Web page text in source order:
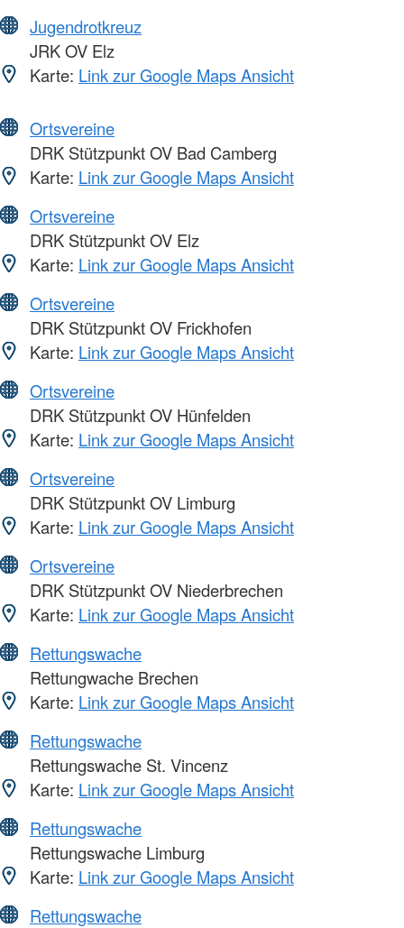
Jugendrotkreuz
JRK OV Elz
Karte: Link zur Google Maps Ansicht
Ortsvereine
DRK Stützpunkt OV Bad Camberg
Karte: Link zur Google Maps Ansicht
Ortsvereine
DRK Stützpunkt OV Elz
Karte: Link zur Google Maps Ansicht
Ortsvereine
DRK Stützpunkt OV Frickhofen
Karte: Link zur Google Maps Ansicht
Ortsvereine
DRK Stützpunkt OV Hünfelden
Karte: Link zur Google Maps Ansicht
Ortsvereine
DRK Stützpunkt OV Limburg
Karte: Link zur Google Maps Ansicht
Ortsvereine
DRK Stützpunkt OV Niederbrechen
Karte: Link zur Google Maps Ansicht
Rettungswache
Rettungwache Brechen
Karte: Link zur Google Maps Ansicht
Rettungswache
Rettungswache St. Vincenz
Karte: Link zur Google Maps Ansicht
Rettungswache
Rettungswache Limburg
Karte: Link zur Google Maps Ansicht
Rettungswache